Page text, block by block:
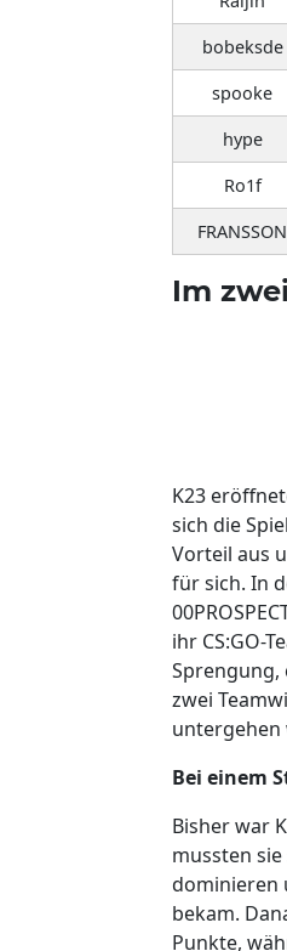
bobeksde
spooke
hype
Ro1f
FRANSSON
Im
K23
sich die
Vorteil aus
für sich. In
ihr CS:GO-
Sprengung,
zwei
untergehen
Bei einem
Bisher war
mussten
dominieren
bekam.
Punkte,